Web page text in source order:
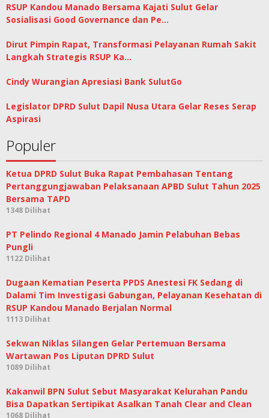
RSUP Kandou Manado Bersama Kajati Sulut Gelar
Sosialisasi Good Governance dan Pe…
Dirut Pimpin Rapat, Transformasi Pelayanan Rumah Sakit
Langkah Strategis RSUP Ka…
Cindy Wurangian Apresiasi Bank SulutGo
Legislator DPRD Sulut Dapil Nusa Utara Gelar Reses Serap
Aspirasi
Populer
Ketua DPRD Sulut Buka Rapat Pembahasan Tentang
Pertanggungjawaban Pelaksanaan APBD Sulut Tahun 2025
Bersama TAPD
1348 Dilihat
PT Pelindo Regional 4 Manado Jamin Pelabuhan Bebas
Pungli
1122 Dilihat
Dugaan Kematian Peserta PPDS Anestesi FK Sedang di
Dalami Tim Investigasi Gabungan, Pelayanan Kesehatan di
RSUP Kandou Manado Berjalan Normal
1113 Dilihat
Sekwan Niklas Silangen Gelar Pertemuan Bersama
Wartawan Pos Liputan DPRD Sulut
1089 Dilihat
Kakanwil BPN Sulut Sebut Masyarakat Kelurahan Pandu
Bisa Dapatkan Sertipikat Asalkan Tanah Clear and Clean
1068 Dilihat